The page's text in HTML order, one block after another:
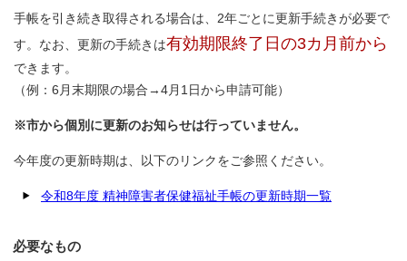
手帳を引き続き取得される場合は、2年ごとに更新手続きが必要で
す。なお、更新の手続きは有効期限終了日の3カ月前から
できます。
（例：6月末期限の場合→4月1日から申請可能）
※市から個別に更新のお知らせは行っていません。
今年度の更新時期は、以下のリンクをご参照ください。
令和8年度 精神障害者保健福祉手帳の更新時期一覧
必要なもの